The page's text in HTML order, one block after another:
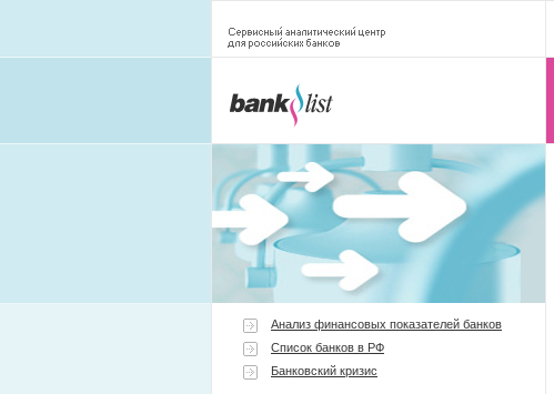
Анализ финансовых показателей банков
Список банков в РФ
Банковский кризис